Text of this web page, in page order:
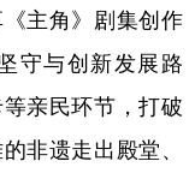
主角》剧集创作
守与创新发展路
亲民环节，打破
非遗走出殿堂、